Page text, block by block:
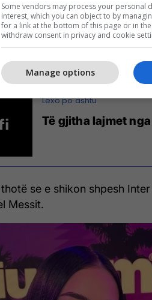
për HOLA!, Nicki foli
me Lionel Messin
Të gjitha lajmet
se e shikon shpesh
Messit.
Some vendors may process your personal
interest, which you can object to by
for a link at the bottom of this page or in
withdraw consent in privacy and cookie
Manage options